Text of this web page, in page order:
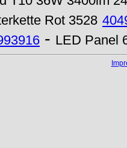
Rot 3528
- LED Panel